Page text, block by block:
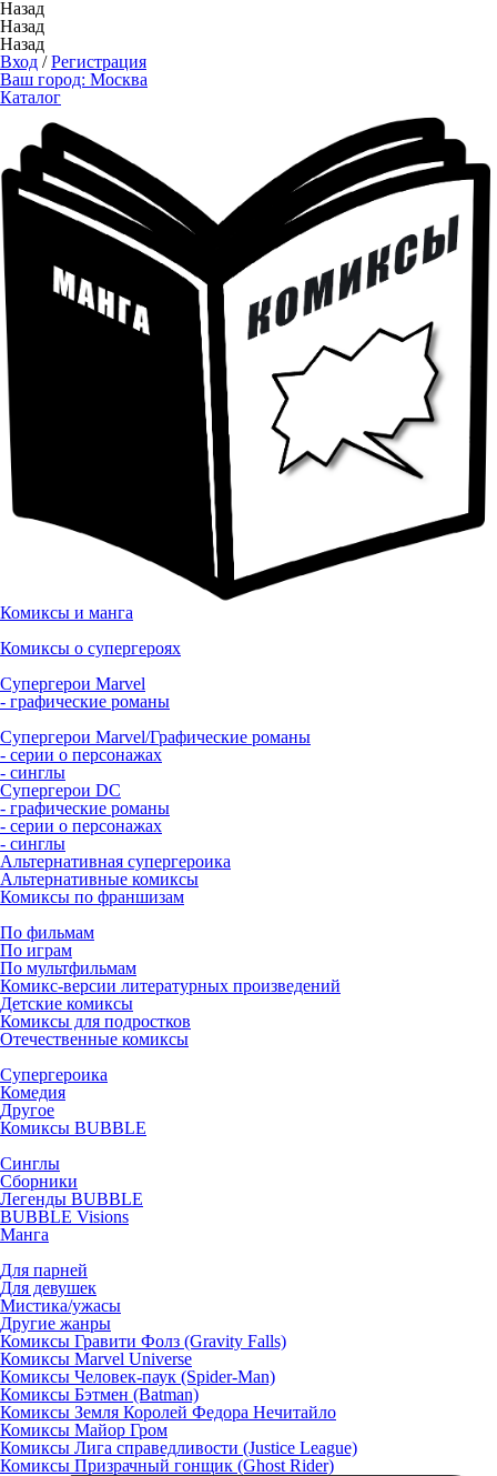
Назад
Назад
Назад
Вход /Регистрация
Ваш город: Москва
Каталог
Комиксы и манга
Комиксы о супергероях
Супергерои Marvel
- графические романы
Супергерои Marvel/Графические романы
- серии о персонажах
- синглы
Супергерои DC
- графические романы
- серии о персонажах
- синглы
Альтернативная супергероика
Альтернативные комиксы
Комиксы по франшизам
По фильмам
По играм
По мультфильмам
Комикс-версии литературных произведений
Детские комиксы
Комиксы для подростков
Отечественные комиксы
Супергероика
Комедия
Другое
Комиксы BUBBLE
Синглы
Сборники
Легенды BUBBLE
BUBBLE Visions
Манга
Для парней
Для девушек
Мистика/ужасы
Другие жанры
Комиксы Гравити Фолз (Gravity Falls)
Комиксы Marvel Universe
Комиксы Человек-паук (Spider-Man)
Комиксы Бэтмен (Batman)
Комиксы Земля Королей Федора Нечитайло
Комиксы Майор Гром
Комиксы Лига справедливости (Justice League)
Комиксы Призрачный гонщик (Ghost Rider)